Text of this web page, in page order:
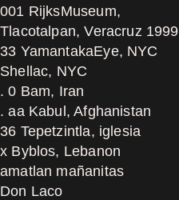
001 RijksMuseum,
Tlacotalpan, Veracruz 1999
33 YamantakaEye, NYC
Shellac, NYC
. 0 Bam, Iran
. aa Kabul, Afghanistan
36 Tepetzintla, iglesia
x Byblos, Lebanon
amatlan mañanitas
Don Laco